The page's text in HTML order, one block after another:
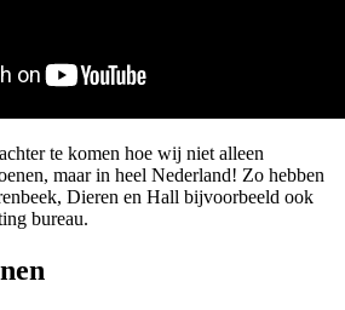
te komen hoe wij niet alleen
maar in heel Nederland! Zo hebben
Dieren en Hall bijvoorbeeld ook
bureau.